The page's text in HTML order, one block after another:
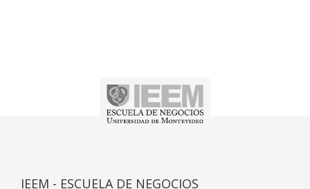
IEEM - ESCUELA DE NEGOCIOS